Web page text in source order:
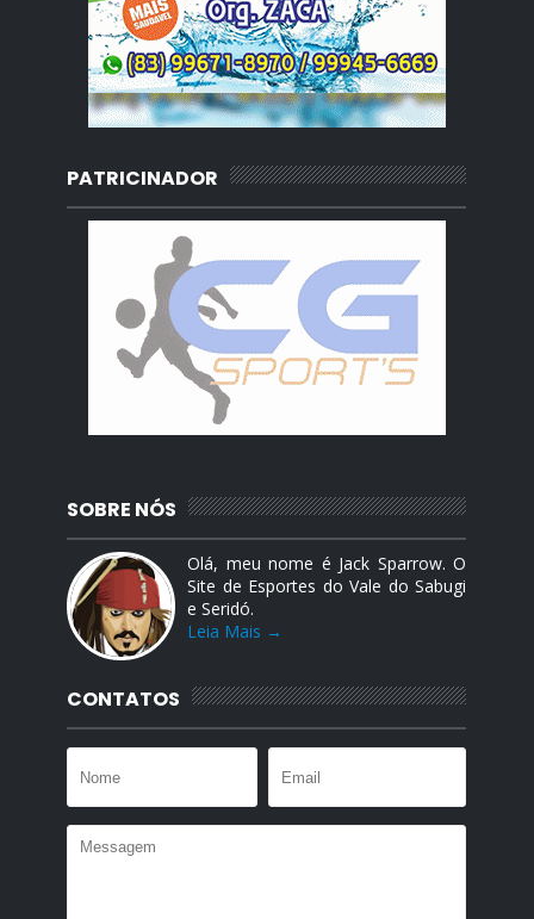
PATRICINADOR
SOBRE NÓS
Olá, meu nome é Jack Sparrow. O
Site de Esportes do Vale do Sabugi
e Seridó.
Leia Mais →
CONTATOS